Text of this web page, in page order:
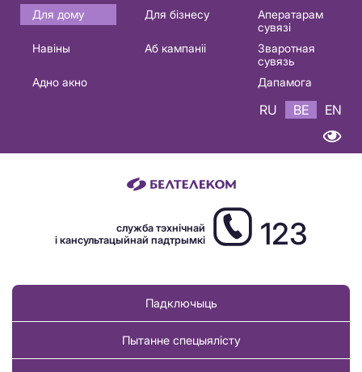
Основная
навигация
Для дому Для бізнесу
Аператарам
сувязі
Навіны
Аб кампаніі
Зваротная
сувязь
Адно акно
Дапамога
RU BE EN
служба тэхнічнай
і кансультацыйнай падтрымкі
123
Падключыць
Пытанне спецыялісту